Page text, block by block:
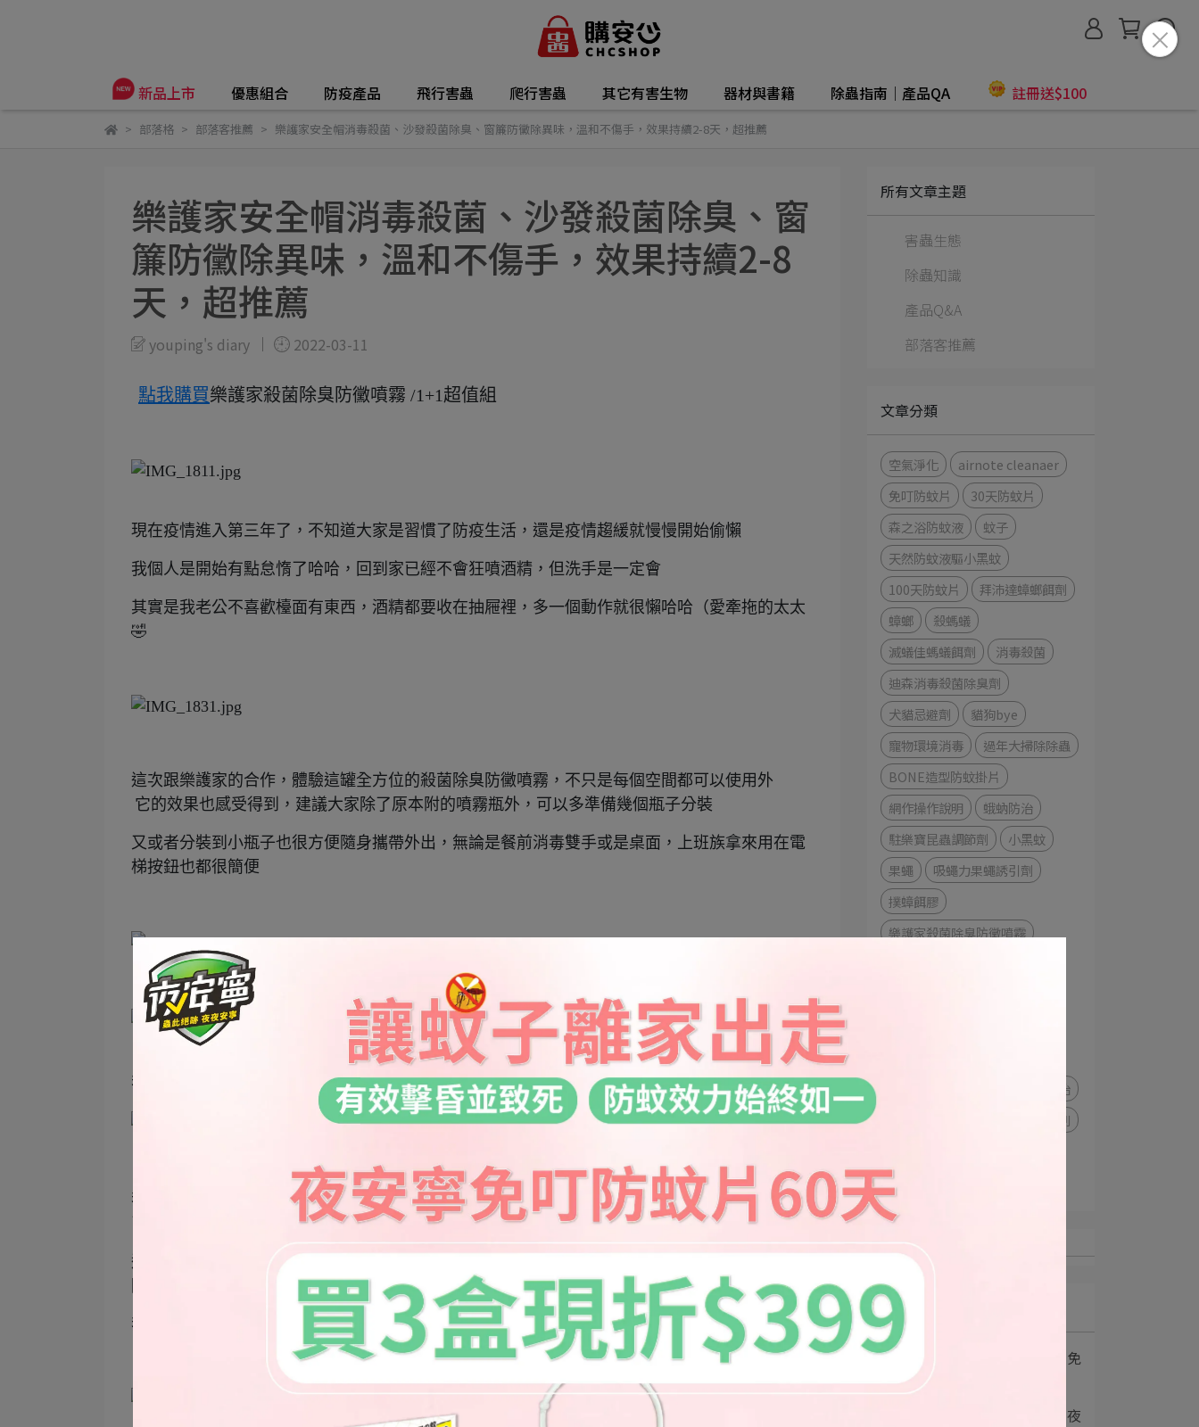
新品上市 優惠組合 防疫產品 飛行害蟲 爬行害蟲 其它有害生物 器材與書籍 除蟲指南│產品QA 註冊送$100
部落格 部落客推薦 樂護家安全帽消毒殺菌、沙發殺菌除臭、窗簾防黴除異味，溫和不傷手，效果持續2-8天，超推薦
樂護家安全帽消毒殺菌、沙發殺菌除臭、窗
簾防黴除異味，溫和不傷手，效果持續2-8
天，超推薦
youping's diary 2022-03-11
點我購買樂護家殺菌除臭防黴噴霧 /1+1超值組
現在疫情進入第三年了，不知道大家是習慣了防疫生活，還是疫情趨緩就慢慢開始偷懶
我個人是開始有點怠惰了哈哈，回到家已經不會狂噴酒精，但洗手是一定會
其實是我老公不喜歡檯面有東西，酒精都要收在抽屜裡，多一個動作就很懶哈哈（愛牽拖的太太
🤣
這次跟樂護家的合作，體驗這罐全方位的殺菌除臭防黴噴霧，不只是每個空間都可以使用外
它的效果也感受得到，建議大家除了原本附的噴霧瓶外，可以多準備幾個瓶子分裝
又或者分裝到小瓶子也很方便隨身攜帶外出，無論是餐前消毒雙手或是桌面，上班族拿來用在電
梯按鈕也都很簡便
▲內容物就是噴霧瓶配上24包的粒劑，粒劑很快就溶於水
▲包裝上有非常詳細的使用說明，大家一定要針對想使用的地方去做濃度的調配
我自己是500cc的水配一包粒劑，一般居家消毒跟防霉
▲第一個用法是噴安全帽，因為我老公額頭髮際線的地方都會莫名長粉刺痘痘，他就會很不爽
我就要找那種可以消毒殺菌的織物噴霧，但市面上都有香味，如果淡淡的或是香味我們喜歡就算
了，偏偏我們不喜歡又很重
這次就直接放在玄關安全帽櫃上，回到家就隨手噴個2 3下，結果我老公粉刺痘痘的情況真的有下
我是感覺頭皮不會這麼容易癢，所以代表他是真的有效可以減少安全帽上細菌的滋生
所有文章主題
害蟲生態
除蟲知識
產品Q&A
部落客推薦
文章分類
空氣淨化
airnote cleanaer
免叮防蚊片
30天防蚊片
森之浴防蚊液
蚊子
天然防蚊液驅小黑蚊
100天防蚊片
拜沛達蟑螂餌劑
蟑螂
殺螞蟻
滅蟻佳螞蟻餌劑
消毒殺菌
迪森消毒殺菌除臭劑
犬貓忌避劑
貓狗bye
寵物環境消毒
過年大掃除除蟲
BONE造型防蚊掛片
網作操作說明
蛾蚋防治
駐樂寶昆蟲調節劑
小黑蚊
果蠅
吸蠅力果蠅誘引劑
撲蟑餌膠
樂護家殺菌除臭防黴噴霧
鼠害防治
夜安寧除蟲系列
打火隊抗濕性餌劑
最新文章
1
戶外咖最強後盾！夜安寧免
叮派卡瑞丁噴霧開⋯
育兒神物推薦｜中西化學夜